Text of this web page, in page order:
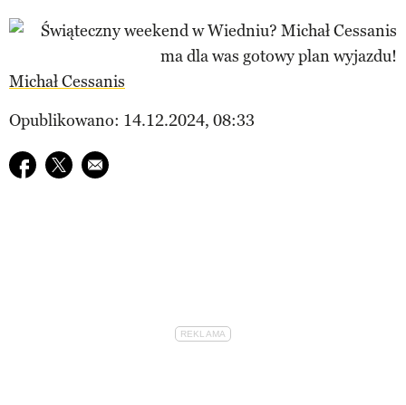
Michał Cessanis
Opublikowano: 14.12.2024, 08:33
Udostępnij na facebook
Udostępnij na twitter
E-mail do przyjaciela